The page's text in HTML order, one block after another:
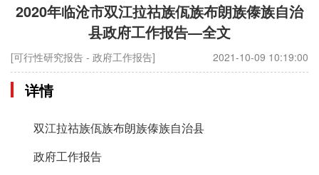
2020年临沧市双江拉祜族佤族布朗族傣族自治
县政府工作报告—全文
[可行性研究报告 - 政府工作报告] 2021-10-09 10:19:00
详情
双江拉祜族佤族布朗族傣族自治县
政府工作报告